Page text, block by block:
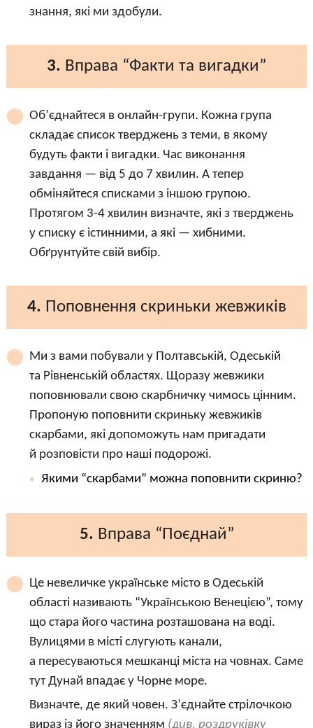
знання, які ми здобули.
3. Вправа “Факти та вигадки”
Об’єднайтеся в онлайн-групи. Кожна група
cкладає список тверджень з теми, в якому
будуть факти і вигадки. Час виконання
завдання — від 5 до 7 хвилин. А тепер
обміняйтеся списками з іншою групою.
Протягом 3-4 хвилин визначте, які з тверджень
у списку є істинними, а які — хибними.
Обґрунтуйте свій вибір.
4. Поповнення скриньки жевжиків
Ми з вами побували у Полтавській, Одеській
та Рівненській областях. Щоразу жевжики
поповнювали свою скарбничку чимось цінним.
Пропоную поповнити скриньку жевжиків
скарбами, які допоможуть нам пригадати
й розповісти про наші подорожі.
Якими “скарбами” можна поповнити скриню?
5. Вправа “Поєднай”
Це невеличке українське місто в Одеській
області називають “Українською Венецією”, тому
що стара його частина розташована на воді.
Вулицями в місті слугують канали,
а пересуваються мешканці міста на човнах. Саме
тут Дунай впадає у Чорне море.
Визначте, де який човен. З’єднайте стрілочкою
вираз із його значенням (див. роздруківку